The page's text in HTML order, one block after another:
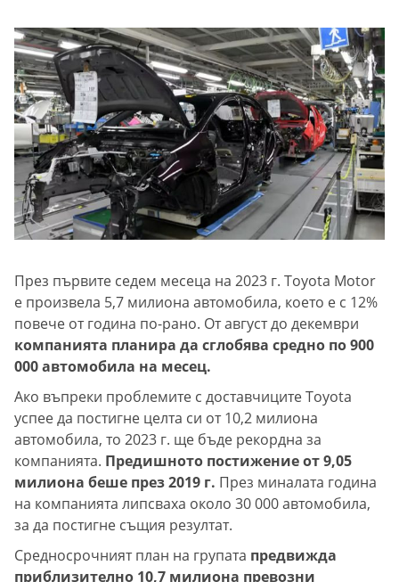
През първите седем месеца на 2023 г. Toyota Motor
е произвела 5,7 милиона автомобила, което е с 12%
повече от година по-рано. От август до декември
компанията планира да сглобява средно по 900
000 автомобила на месец.
Ако въпреки проблемите с доставчиците Toyota
успее да постигне целта си от 10,2 милиона
автомобила, то 2023 г. ще бъде рекордна за
компанията. Предишното постижение от 9,05
милиона беше през 2019 г. През миналата година
на компанията липсваха около 30 000 автомобила,
за да постигне същия резултат.
Средносрочният план на групата предвижда
приблизително 10,7 милиона превозни